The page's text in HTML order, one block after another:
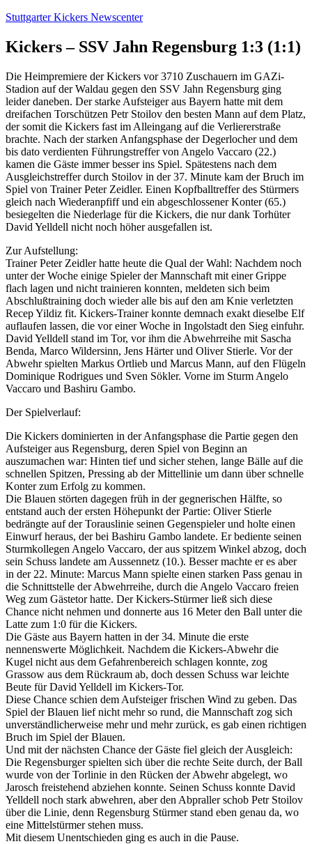
Zum
springen
Stuttgarter Kickers Newscenter
Kickers – SSV Jahn Regensburg 1:3 (1:1)
Die Heimpremiere der Kickers vor 3710 Zuschauern im GAZi-
Stadion auf der Waldau gegen den SSV Jahn Regensburg ging
leider daneben. Der starke Aufsteiger aus Bayern hatte mit dem
dreifachen Torschützen Petr Stoilov den besten Mann auf dem Platz,
der somit die Kickers fast im Alleingang auf die Verliererstraße
brachte. Nach der starken Anfangsphase der Degerlocher und dem
bis dato verdienten Führungstreffer von Angelo Vaccaro (22.)
kamen die Gäste immer besser ins Spiel. Spätestens nach dem
Ausgleichstreffer durch Stoilov in der 37. Minute kam der Bruch im
Spiel von Trainer Peter Zeidler. Einen Kopfballtreffer des Stürmers
gleich nach Wiederanpfiff und ein abgeschlossener Konter (65.)
besiegelten die Niederlage für die Kickers, die nur dank Torhüter
David Yelldell nicht noch höher ausgefallen ist.
Zur Aufstellung:
Trainer Peter Zeidler hatte heute die Qual der Wahl: Nachdem noch
unter der Woche einige Spieler der Mannschaft mit einer Grippe
flach lagen und nicht trainieren konnten, meldeten sich beim
Abschlußtraining doch wieder alle bis auf den am Knie verletzten
Recep Yildiz fit. Kickers-Trainer konnte demnach exakt dieselbe Elf
auflaufen lassen, die vor einer Woche in Ingolstadt den Sieg einfuhr.
David Yelldell stand im Tor, vor ihm die Abwehrreihe mit Sascha
Benda, Marco Wildersinn, Jens Härter und Oliver Stierle. Vor der
Abwehr spielten Markus Ortlieb und Marcus Mann, auf den Flügeln
Dominique Rodrigues und Sven Sökler. Vorne im Sturm Angelo
Vaccaro und Bashiru Gambo.
Der Spielverlauf:
Die Kickers dominierten in der Anfangsphase die Partie gegen den
Aufsteiger aus Regensburg, deren Spiel von Beginn an
auszumachen war: Hinten tief und sicher stehen, lange Bälle auf die
schnellen Spitzen, Pressing ab der Mittellinie um dann über schnelle
Konter zum Erfolg zu kommen.
Die Blauen störten dagegen früh in der gegnerischen Hälfte, so
entstand auch der ersten Höhepunkt der Partie: Oliver Stierle
bedrängte auf der Torauslinie seinen Gegenspieler und holte einen
Einwurf heraus, der bei Bashiru Gambo landete. Er bediente seinen
Sturmkollegen Angelo Vaccaro, der aus spitzem Winkel abzog, doch
sein Schuss landete am Aussennetz (10.). Besser machte er es aber
in der 22. Minute: Marcus Mann spielte einen starken Pass genau in
die Schnittstelle der Abwehrreihe, durch die Angelo Vaccaro freien
Weg zum Gästetor hatte. Der Kickers-Stürmer ließ sich diese
Chance nicht nehmen und donnerte aus 16 Meter den Ball unter die
Latte zum 1:0 für die Kickers.
Die Gäste aus Bayern hatten in der 34. Minute die erste
nennenswerte Möglichkeit. Nachdem die Kickers-Abwehr die
Kugel nicht aus dem Gefahrenbereich schlagen konnte, zog
Grassow aus dem Rückraum ab, doch dessen Schuss war leichte
Beute für David Yelldell im Kickers-Tor.
Diese Chance schien dem Aufsteiger frischen Wind zu geben. Das
Spiel der Blauen lief nicht mehr so rund, die Mannschaft zog sich
unverständlicherweise mehr und mehr zurück, es gab einen richtigen
Bruch im Spiel der Blauen.
Und mit der nächsten Chance der Gäste fiel gleich der Ausgleich:
Die Regensburger spielten sich über die rechte Seite durch, der Ball
wurde von der Torlinie in den Rücken der Abwehr abgelegt, wo
Jarosch freistehend abziehen konnte. Seinen Schuss konnte David
Yelldell noch stark abwehren, aber den Abpraller schob Petr Stoilov
über die Linie, denn Regensburg Stürmer stand eben genau da, wo
eine Mittelstürmer stehen muss.
Mit diesem Unentschieden ging es auch in die Pause.